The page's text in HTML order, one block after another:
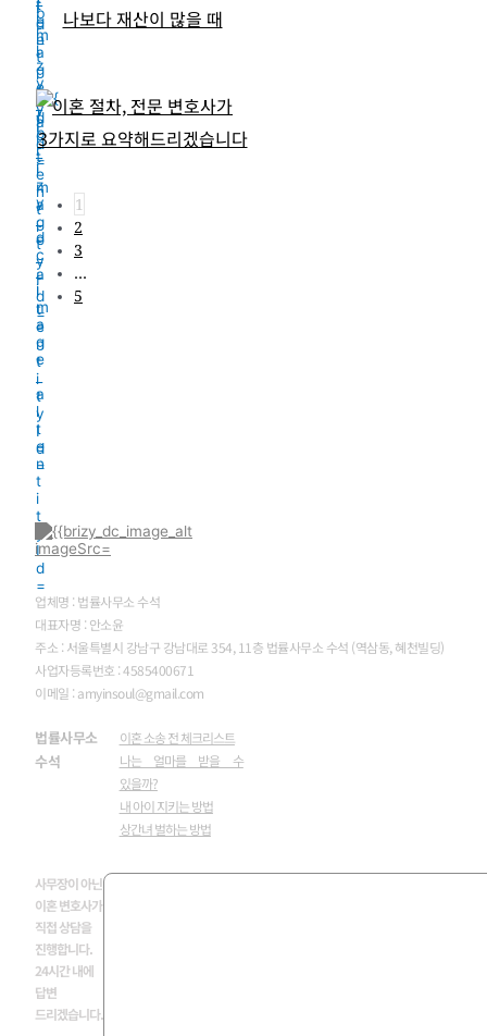
나보다 재산이 많을 때
이혼 절차, 전문 변호사가
3가지로 요약해드리겠습니다
1
2
3
…
5
업체명 : 법률사무소 수석
대표자명 : 안소윤
주소 : 서울특별시 강남구 강남대로 354, 11층 법률사무소 수석 (역삼동, 혜천빌딩)
사업자등록번호 : 4585400671
이메일 : amyinsoul@gmail.com
법률사무소
수석
이혼 소송 전 체크리스트
나는 얼마를 받을 수
있을까?
내 아이 지키는 방법
상간녀 벌하는 방법
사무장이 아닌
이혼 변호사가
직접 상담을
진행합니다.
24시간 내에
답변
드리겠습니다.